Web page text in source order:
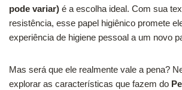
pode variar) é a escolha ideal. Com sua
resistência, esse papel higiênico promete
experiência de higiene pessoal a um novo
Mas será que ele realmente vale a pena?
explorar as características que fazem do